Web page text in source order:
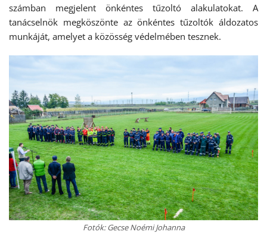
számban megjelent önkéntes tűzoltó alakulatokat. A
tanácselnök megköszönte az önkéntes tűzoltók áldozatos
munkáját, amelyet a közösség védelmében tesznek.
Fotók: Gecse Noémi Johanna